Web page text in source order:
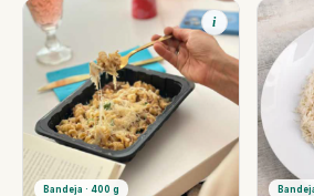
Bandeja · 400 g
i